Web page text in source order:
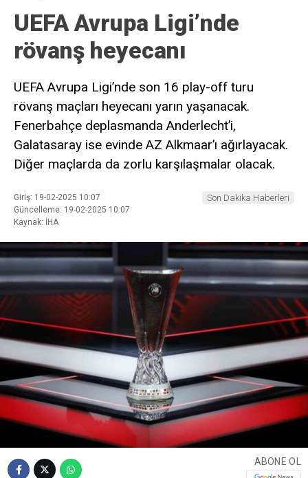
UEFA Avrupa Ligi’nde
rövanş heyecanı
UEFA Avrupa Ligi’nde son 16 play-off turu
rövanş maçları heyecanı yarın yaşanacak.
Fenerbahçe deplasmanda Anderlecht’i,
Galatasaray ise evinde AZ Alkmaar’ı ağırlayacak.
Diğer maçlarda da zorlu karşılaşmalar olacak.
Giriş: 19-02-2025 10:07
Güncelleme: 19-02-2025 10:07
Kaynak: İHA
Son Dakika Haberleri
ABONE OL